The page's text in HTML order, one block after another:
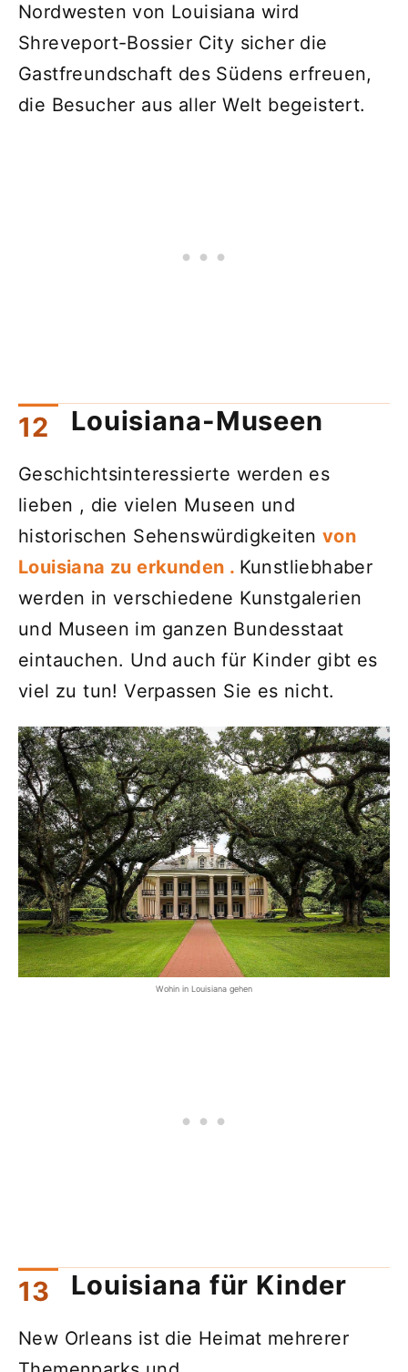
Nordwesten von Louisiana wird
Shreveport-Bossier City sicher die
Gastfreundschaft des Südens erfreuen,
die Besucher aus aller Welt begeistert.
Louisiana-Museen
Geschichtsinteressierte werden es
lieben , die vielen Museen und
historischen Sehenswürdigkeiten von
Louisiana zu erkunden . Kunstliebhaber
werden in verschiedene Kunstgalerien
und Museen im ganzen Bundesstaat
eintauchen. Und auch für Kinder gibt es
viel zu tun! Verpassen Sie es nicht.
Wohin in Louisiana gehen
Louisiana für Kinder
New Orleans ist die Heimat mehrerer